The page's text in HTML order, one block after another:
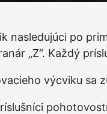
nasledujúci po
„Z“. Každý
výcviku sa